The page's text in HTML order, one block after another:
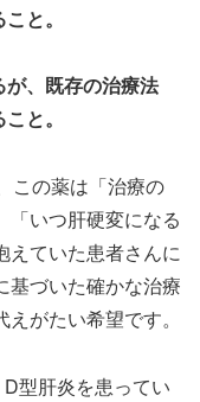
と。
、既存の治療法
と。
この薬は「治療の
「いつ肝硬変になる
えていた患者さんに
基づいた確かな治療
がたい希望です。
型肝炎を患ってい